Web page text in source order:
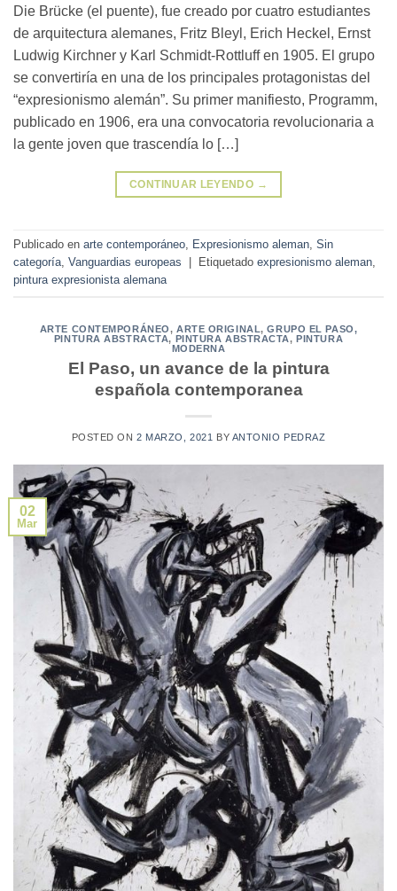
Die Brücke (el puente), fue creado por cuatro estudiantes
de arquitectura alemanes, Fritz Bleyl, Erich Heckel, Ernst
Ludwig Kirchner y Karl Schmidt-Rottluff en 1905. El grupo
se convertiría en una de los principales protagonistas del
“expresionismo alemán”. Su primer manifiesto, Programm,
publicado en 1906, era una convocatoria revolucionaria a
la gente joven que trascendía lo […]
CONTINUAR LEYENDO →
Publicado en arte contemporáneo, Expresionismo aleman, Sin
categoría, Vanguardias europeas Etiquetado expresionismo aleman,
pintura expresionista alemana
ARTE CONTEMPORÁNEO, ARTE ORIGINAL,GRUPO EL PASO,
PINTURA ABSTRACTA, PINTURA ABSTRACTA,PINTURA
MODERNA
El Paso, un avance de la pintura
española contemporanea
POSTED ON2 MARZO, 2021 BY ANTONIO PEDRAZ
02
Mar